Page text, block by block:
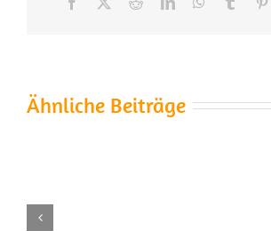
Ähnliche Beiträge